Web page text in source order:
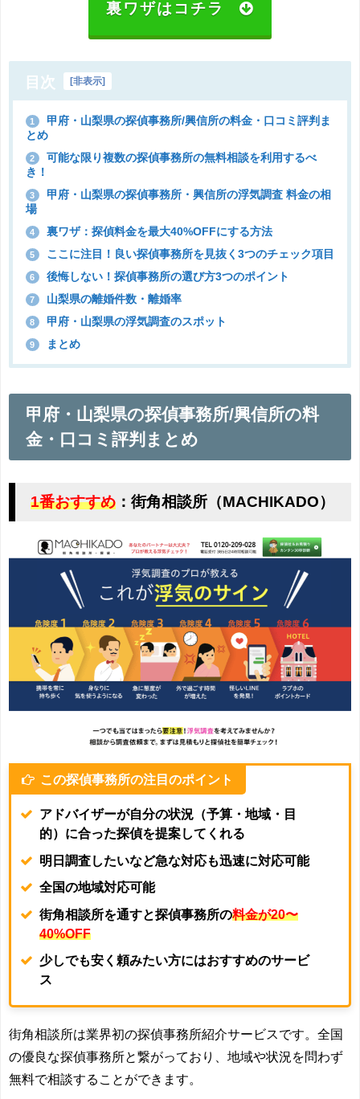
裏ワザはコチラ
目次 [非表示]
1
甲府・山梨県の探偵事務所/興信所の料金・口コミ評判ま
とめ
2
可能な限り複数の探偵事務所の無料相談を利用するべ
き！
3
甲府・山梨県の探偵事務所・興信所の浮気調査 料金の相
場
4 裏ワザ：探偵料金を最大40%OFFにする方法
5 ここに注目！良い探偵事務所を見抜く3つのチェック項目
6 後悔しない！探偵事務所の選び方3つのポイント
7 山梨県の離婚件数・離婚率
8 甲府・山梨県の浮気調査のスポット
9 まとめ
甲府・山梨県の探偵事務所/興信所の料
金・口コミ評判まとめ
1番おすすめ ：街角相談所（MACHIKADO）
この探偵事務所の注目のポイント
アドバイザーが自分の状況（予算・地域・目
的）に合った探偵を提案してくれる
明日調査したいなど急な対応も迅速に対応可能
全国の地域対応可能
街角相談所を通すと探偵事務所の料金が20〜
40%OFF
少しでも安く頼みたい方にはおすすめのサービ
ス
街角相談所は業界初の探偵事務所紹介サービスです。 全国
の優良な探偵事務所と繋がっており、地域や状況を問わず
無料で相談することができます。